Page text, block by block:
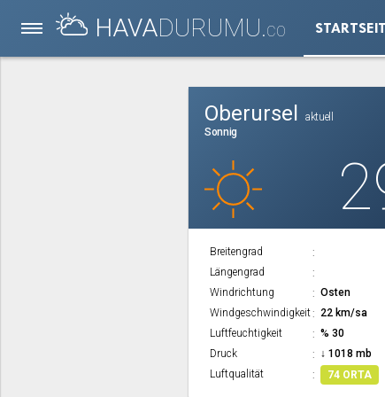
HAVADURUMU.CO
Oberursel
aktuell
Sonnig
Breitengrad
Längengrad
Windrichtung
Osten
Windgeschwindigkeit
22 km/sa
Luftfeuchtigkeit
% 30
Druck
↓ 1018 mb
Luftqualität
74 ORTA